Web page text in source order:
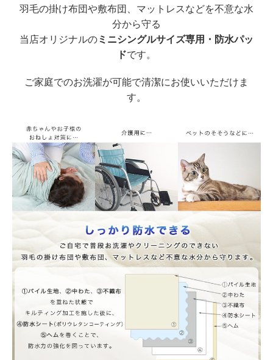
羽毛の掛け布団や敷布団、マットレスなどを不意な水
分から守る
当店オリジナルのミニシングルサイズ専用・防水パッ
ドです。
ご家庭でのお洗濯が可能で清潔にお使いいただけま
す。